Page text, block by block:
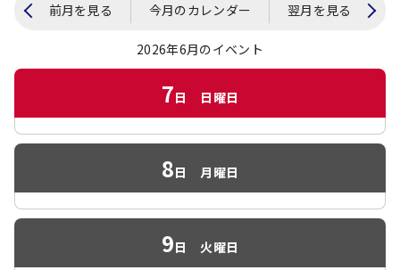
前月を見る 今月のカレンダー 翌月を見る
2026年6月のイベント
7日 日曜日
8日 月曜日
9日 火曜日